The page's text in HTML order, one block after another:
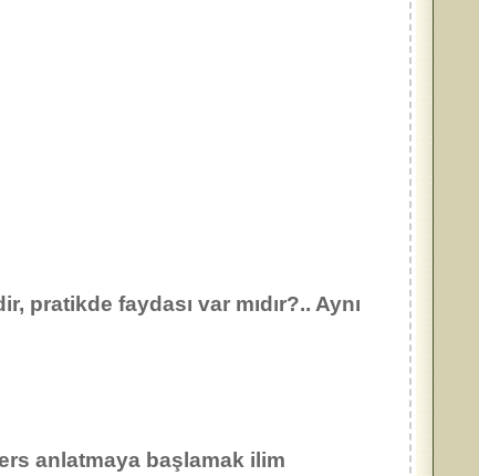
pratikde faydası var mıdır?.. Aynı
anlatmaya başlamak ilim